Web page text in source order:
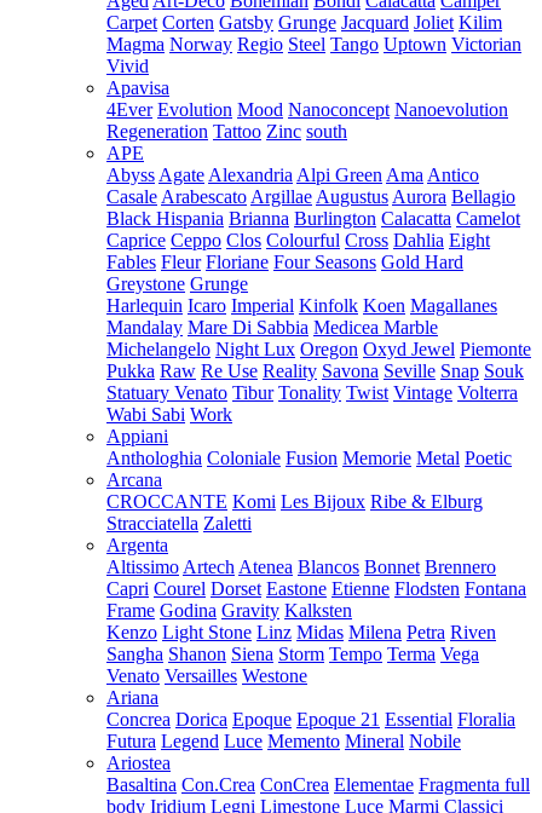
Carpet Corten Gatsby Grunge Jacquard Joliet Kilim
Magma Norway Regio Steel Tango Uptown Victorian
Vivid
Apavisa
4Ever Evolution Mood Nanoconcept Nanoevolution
Regeneration Tattoo Zinc south
APE
Abyss Agate Alexandria Alpi Green Ama Antico
Casale Arabescato Argillae Augustus Aurora Bellagio
Black Hispania Brianna Burlington Calacatta Camelot
Caprice Ceppo Clos Colourful Cross Dahlia Eight
Fables Fleur Floriane Four Seasons Gold Hard
Greystone Grunge
Harlequin Icaro Imperial Kinfolk Koen Magallanes
Mandalay Mare Di Sabbia Medicea Marble
Michelangelo Night Lux Oregon Oxyd Jewel Piemonte
Pukka Raw Re Use Reality Savona Seville Snap Souk
Statuary Venato Tibur Tonality Twist Vintage Volterra
Wabi Sabi Work
Appiani
Anthologhia Coloniale Fusion Memorie Metal Poetic
Arcana
CROCCANTE Komi Les Bijoux Ribe & Elburg
Stracciatella Zaletti
Argenta
Altissimo Artech Atenea Blancos Bonnet Brennero
Capri Courel Dorset Eastone Etienne Flodsten Fontana
Frame Godina Gravity Kalksten
Kenzo Light Stone Linz Midas Milena Petra Riven
Sangha Shanon Siena Storm Tempo Terma Vega
Venato Versailles Westone
Ariana
Concrea Dorica Epoque Epoque 21 Essential Floralia
Futura Legend Luce Memento Mineral Nobile
Ariostea
Basaltina Con.Crea ConCrea Elementae Fragmenta full
body Iridium Legni Limestone Luce Marmi Classici